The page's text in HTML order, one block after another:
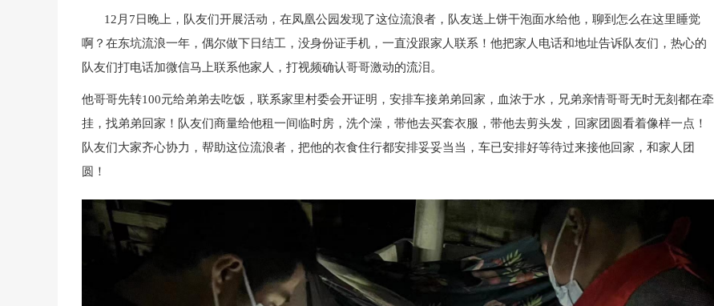
12月7日晚上，队友们开展活动，在凤凰公园发现了这位流浪者，队友送上饼干泡面水给他，聊到怎么在这里睡觉
啊？在东坑流浪一年，偶尔做下日结工，没身份证手机，一直没跟家人联系！他把家人电话和地址告诉队友们，热心的
队友们打电话加微信马上联系他家人，打视频确认哥哥激动的流泪。
他哥哥先转100元给弟弟去吃饭，联系家里村委会开证明，安排车接弟弟回家，血浓于水，兄弟亲情哥哥无时无刻都在牵
挂，找弟弟回家！队友们商量给他租一间临时房，洗个澡，带他去买套衣服，带他去剪头发，回家团圆看着像样一点！
队友们大家齐心协力，帮助这位流浪者，把他的衣食住行都安排妥妥当当，车已安排好等待过来接他回家，和家人团
圆！